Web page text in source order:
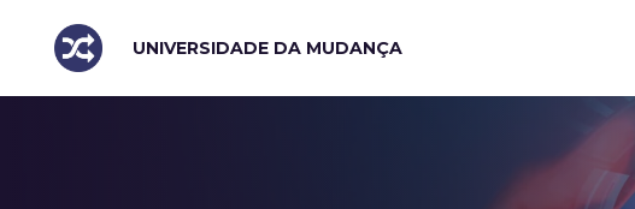
UNIVERSIDADE DA MUDANÇA